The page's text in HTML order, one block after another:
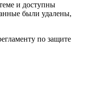
и доступны
были удалены,
по защите